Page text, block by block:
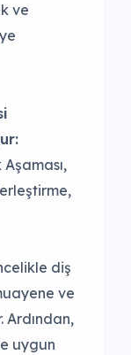
ve
diş
ve
uygun